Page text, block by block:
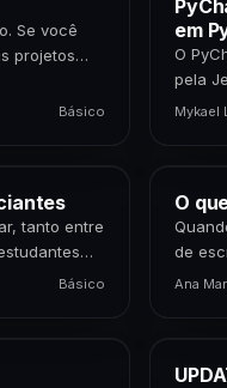
Se você
projetos…
Básico
em
O
pela
IDE é
Mykael
tanto entre
Básico
O
de
Ana